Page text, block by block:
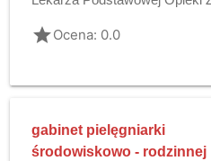
gradeOcena: 0.0
gabinet pielęgniarki
środowiskowo - rodzinnej